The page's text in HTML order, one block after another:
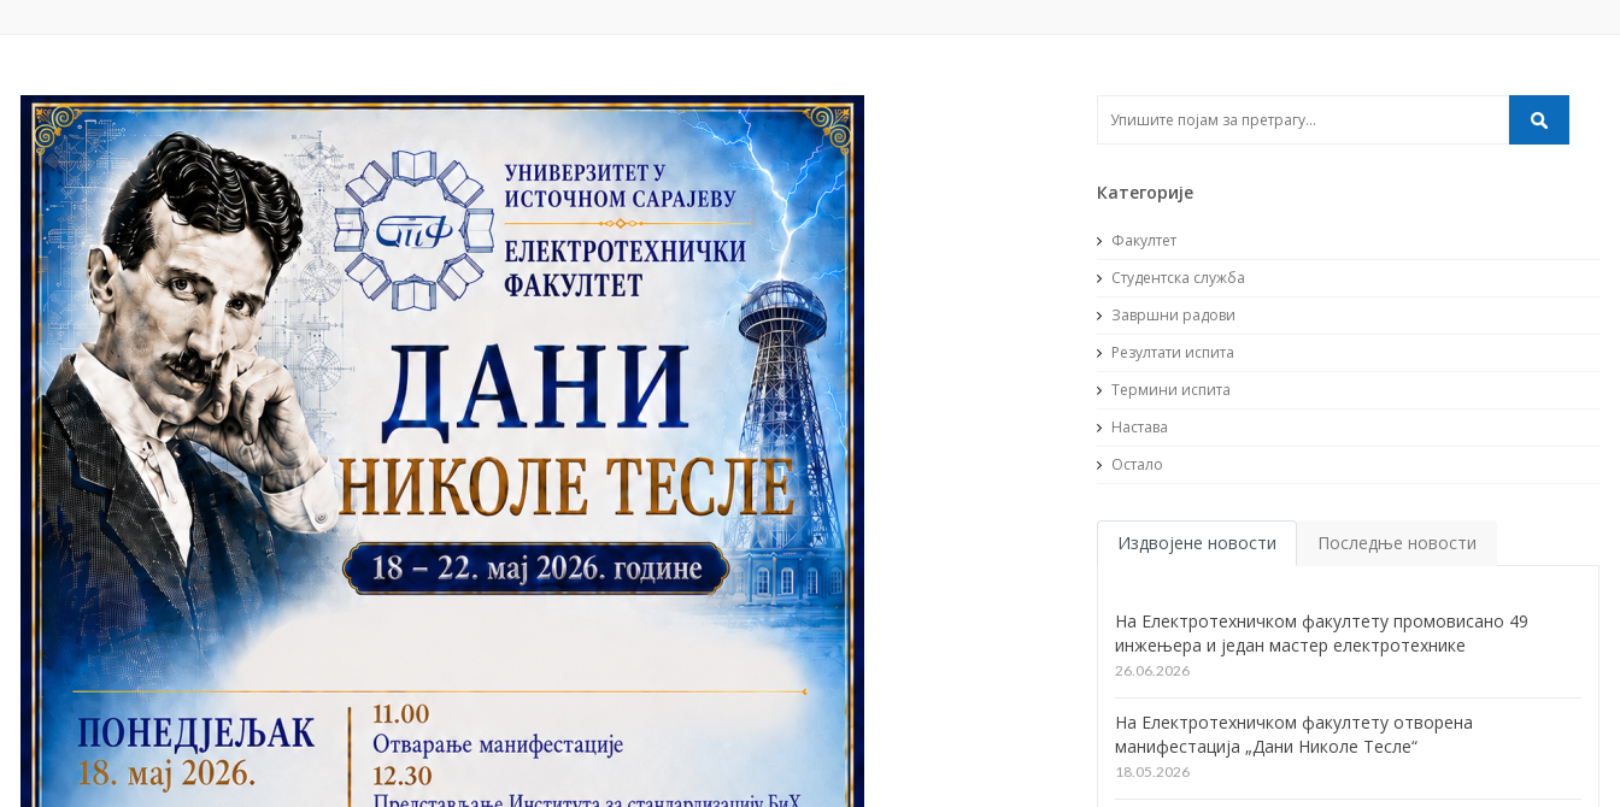
Категорије
Факултет
Студентска служба
Завршни радови
Резултати испита
Термини испита
Настава
Остало
Издвојене новости Последње новости
На Електротехничком факултету промовисано 49
инжењера и један мастер електротехнике
26.06.2026
На Електротехничком факултету отворена
манифестација „Дани Николе Тесле“
18.05.2026